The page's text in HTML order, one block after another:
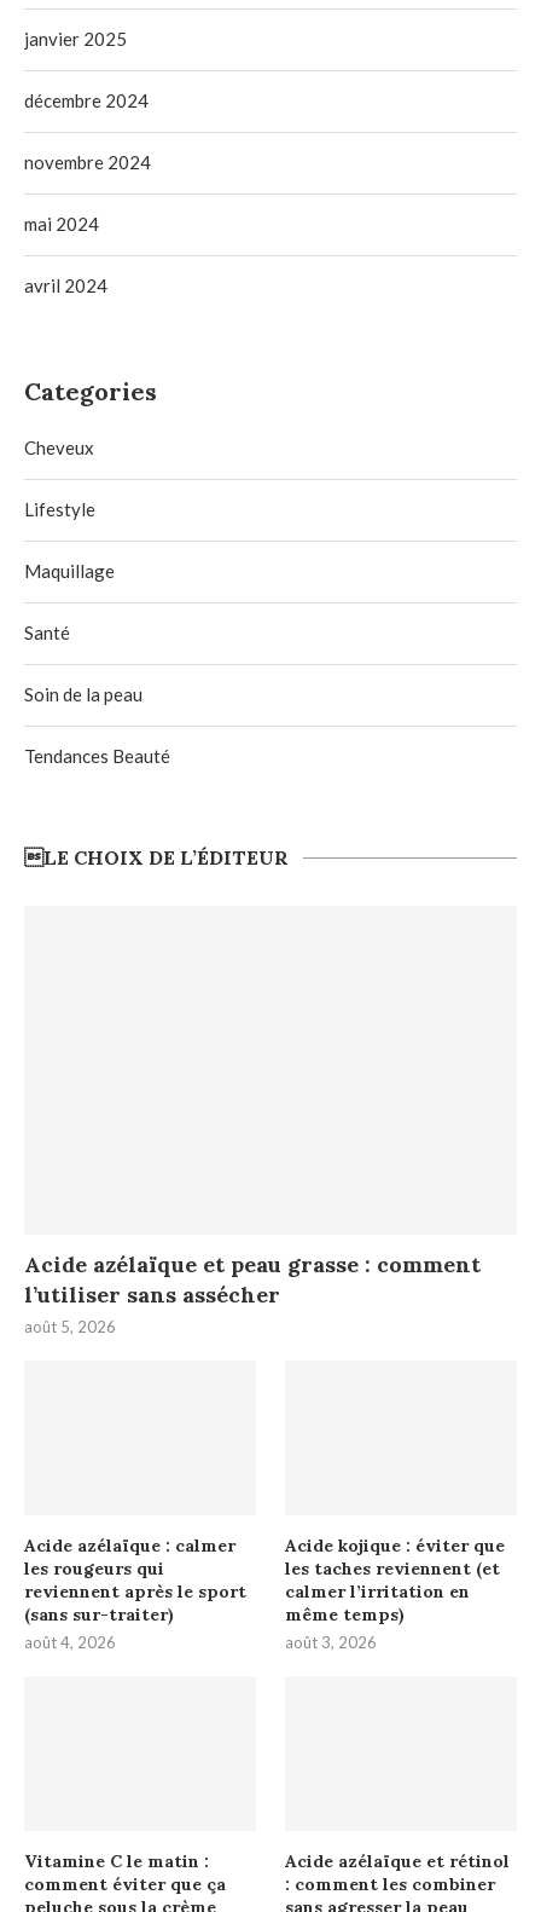
janvier 2025
décembre 2024
novembre 2024
mai 2024
avril 2024
Categories
Cheveux
Lifestyle
Maquillage
Santé
Soin de la peau
Tendances Beauté
LE CHOIX DE L’ÉDITEUR
Acide azélaïque et peau grasse : comment
l’utiliser sans assécher
août 5, 2026
Acide azélaïque : calmer
les rougeurs qui
reviennent après le sport
(sans sur-traiter)
août 4, 2026
Acide kojique : éviter que
les taches reviennent (et
calmer l’irritation en
même temps)
août 3, 2026
Vitamine C le matin :
comment éviter que ça
peluche sous la crème
Acide azélaïque et rétinol
: comment les combiner
sans agresser la peau